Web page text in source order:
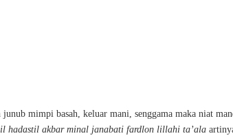
mimpi basah, keluar mani, senggama maka niat
hadastil akbar minal janabati fardlon lillahi ta’ala